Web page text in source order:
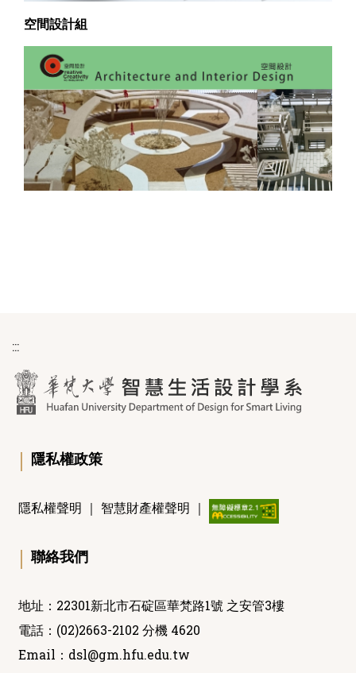
空間設計組
:::
｜ 隱私權政策
隱私權聲明 ｜ 智慧財產權聲明 ｜
｜ 聯絡我們
地址：22301新北市石碇區華梵路1號 之安管3樓
電話：(02)2663-2102 分機 4620
Email： dsl@gm.hfu.edu.tw